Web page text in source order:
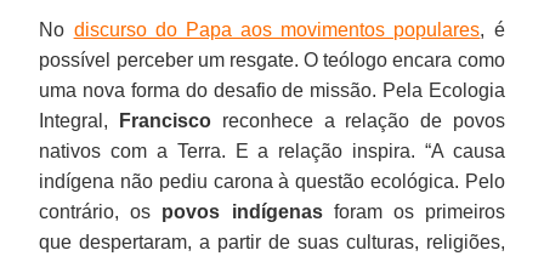
No discurso do Papa aos movimentos populares, é
possível perceber um resgate. O teólogo encara como
uma nova forma do desafio de missão. Pela Ecologia
Integral,
Francisco reconhece a relação de povos
nativos com a Terra. E a relação inspira. “A causa
indígena não pediu carona à questão ecológica. Pelo
contrário, os povos indígenasforam os primeiros
que despertaram, a partir de suas culturas, religiões,